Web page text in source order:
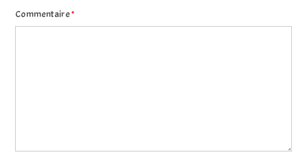
Commentaire*